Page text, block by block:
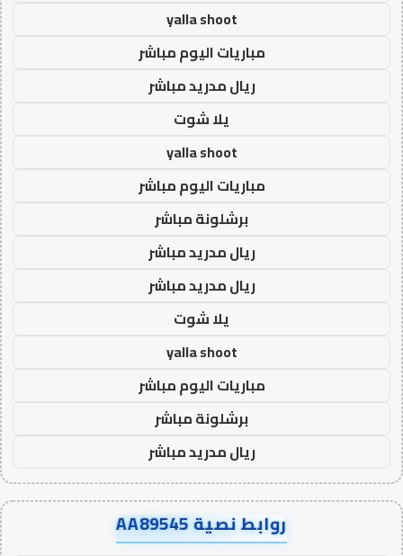
yalla shoot
مباريات اليوم مباشر
ريال مدريد مباشر
يلا شوت
yalla shoot
مباريات اليوم مباشر
برشلونة مباشر
ريال مدريد مباشر
ريال مدريد مباشر
يلا شوت
yalla shoot
مباريات اليوم مباشر
برشلونة مباشر
ريال مدريد مباشر
روابط نصية AA89545